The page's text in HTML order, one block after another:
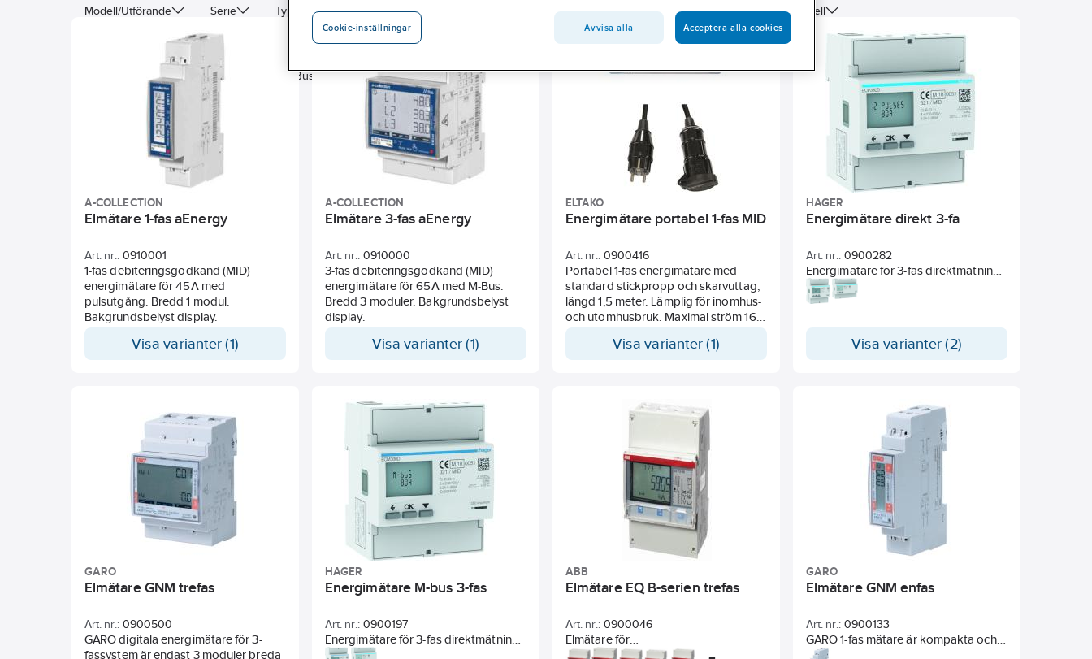
Modell/Utförande Serie Typ av gränssnitt Märkspänning (Un) N-L Poltyp Tariffmodell
Godkännande Noggrannhetsklass Bredd i antal modulmellanrum
Bussystem KNX-RF (Radiofrekvens) Bussystem EIB/KNX
A-COLLECTION
Elmätare 1-fas aEnergy
Art. nr.: 0910001
1-fas debiteringsgodkänd (MID)
energimätare för 45A med
pulsutgång. Bredd 1 modul.
Bakgrundsbelyst display.
Visa varianter (1)
A-COLLECTION
Elmätare 3-fas aEnergy
Art. nr.: 0910000
3-fas debiteringsgodkänd (MID)
energimätare för 65A med M-Bus.
Bredd 3 moduler. Bakgrundsbelyst
display.
Visa varianter (1)
ELTAKO
Energimätare portabel 1-fas MID
Art. nr.: 0900416
Portabel 1-fas energimätare med
standard stickpropp och skarvuttag,
längd 1,5 meter. Lämplig för inomhus-
och utomhusbruk. Maximal ström 16
från att visa totala kWh till den
Visa varianter (1)
HAGER
Energimätare direkt 3-fa
Art. nr.: 0900282
Energimätare för 3-fas direktmätning
med puls kommunikation. MID
godkänd. Denna fyrkvadrantiska
elektrisk installation. Enheten är
att konfigurera vissa parametrar.
Design och tillverkning av denna
mätare uppfyller kraven enligt
standard EN 50470-3.
Visa varianter (2)
GARO
Elmätare GNM trefas
Art. nr.: 0900500
GARO digitala energimätare för 3-
fassystem är endast 3 moduler breda
HAGER
Energimätare M-bus 3-fas
Art. nr.: 0900197
Energimätare för 3-fas direktmätning
med MBUS kommunikation. MID
ABB
Elmätare EQ B-serien trefas
Art. nr.: 0900046
Elmätare för
fördelnings/undermätning från ABB.
GARO
Elmätare GNM enfas
Art. nr.: 0900133
GARO 1-fas mätare är kompakta och
anpassade för DIN-montage. Mätarna
Cookie-inställningar Avvisa alla Acceptera alla cookies